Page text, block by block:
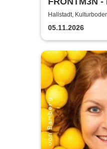
- Tour 2026
Hallstadt,
05.11.2026